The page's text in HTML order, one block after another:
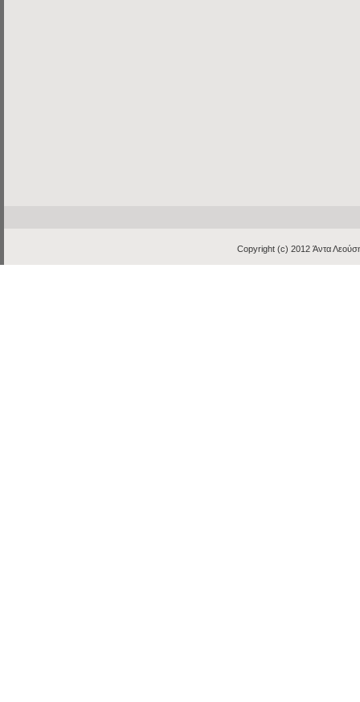
Copyright (c) 2012 Άντα